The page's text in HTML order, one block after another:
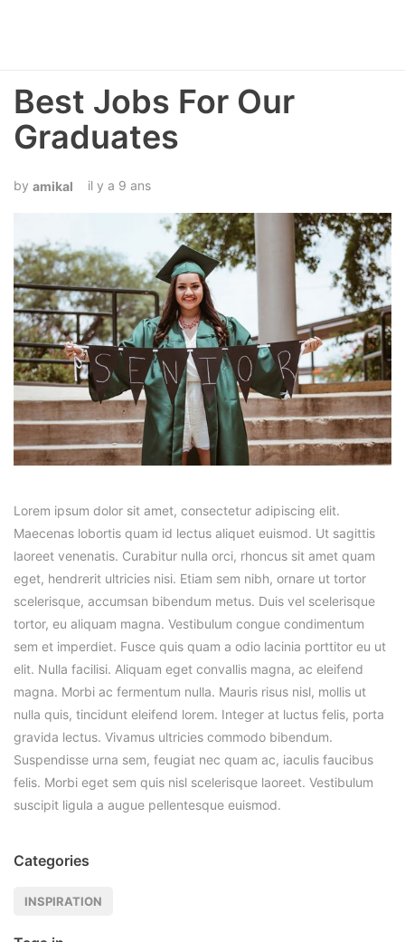
Best Jobs For Our
Graduates
amikal il y a 9 ans
Lorem ipsum dolor sit amet, consectetur adipiscing elit.
Maecenas lobortis quam id lectus aliquet euismod. Ut sagittis
laoreet venenatis. Curabitur nulla orci, rhoncus sit amet quam
eget, hendrerit ultricies nisi. Etiam sem nibh, ornare ut tortor
scelerisque, accumsan bibendum metus. Duis vel scelerisque
tortor, eu aliquam magna. Vestibulum congue condimentum
sem et imperdiet. Fusce quis quam a odio lacinia porttitor eu ut
elit. Nulla facilisi. Aliquam eget convallis magna, ac eleifend
magna. Morbi ac fermentum nulla. Mauris risus nisl, mollis ut
nulla quis, tincidunt eleifend lorem. Integer at luctus felis, porta
gravida lectus. Vivamus ultricies commodo bibendum.
Suspendisse urna sem, feugiat nec quam ac, iaculis faucibus
felis. Morbi eget sem quis nisl scelerisque laoreet. Vestibulum
suscipit ligula a augue pellentesque euismod.
Categories
INSPIRATION